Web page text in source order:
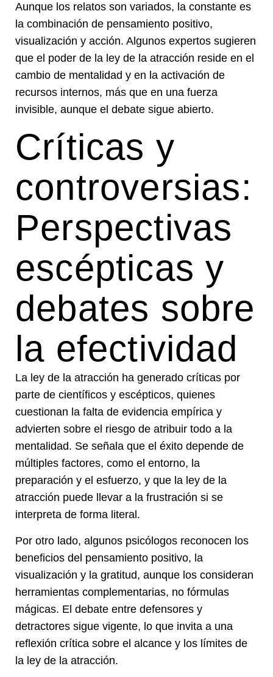
Aunque los relatos son variados, la constante es
la combinación de pensamiento positivo,
visualización y acción. Algunos expertos sugieren
que el poder de la ley de la atracción reside en el
cambio de mentalidad y en la activación de
recursos internos, más que en una fuerza
invisible, aunque el debate sigue abierto.
Críticas y
controversias:
Perspectivas
escépticas y
debates sobre
la efectividad
La ley de la atracción ha generado críticas por
parte de científicos y escépticos, quienes
cuestionan la falta de evidencia empírica y
advierten sobre el riesgo de atribuir todo a la
mentalidad. Se señala que el éxito depende de
múltiples factores, como el entorno, la
preparación y el esfuerzo, y que la ley de la
atracción puede llevar a la frustración si se
interpreta de forma literal.
Por otro lado, algunos psicólogos reconocen los
beneficios del pensamiento positivo, la
visualización y la gratitud, aunque los consideran
herramientas complementarias, no fórmulas
mágicas. El debate entre defensores y
detractores sigue vigente, lo que invita a una
reflexión crítica sobre el alcance y los límites de
la ley de la atracción.